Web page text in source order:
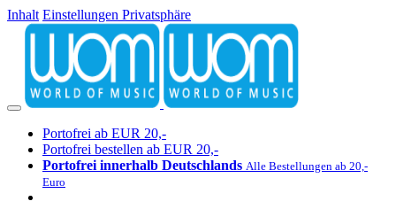
Inhalt Einstellungen Privatsphäre
Portofrei ab EUR 20,-
Portofrei bestellen ab EUR 20,-
Portofrei innerhalb Deutschlands Alle Bestellungen ab 20,-
Euro